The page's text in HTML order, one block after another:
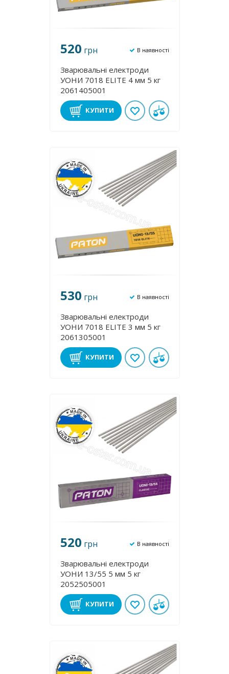
520 грн В наявності
Зварювальні електроди
УОНИ 7018 ELITE 4 мм 5 кг
2061405001
КУПИТИ
530 грн В наявності
Зварювальні електроди
УОНИ 7018 ELITE 3 мм 5 кг
2061305001
КУПИТИ
520 грн В наявності
Зварювальні електроди
УОНИ 13/55 5 мм 5 кг
2052505001
КУПИТИ